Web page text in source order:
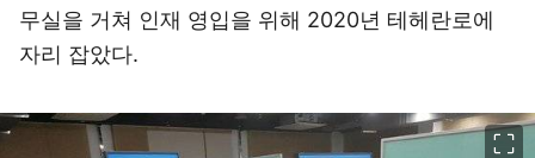
무실을 거쳐 인재 영입을 위해 2020년 테헤란로에
자리 잡았다.